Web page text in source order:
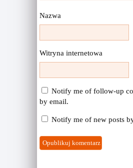
Nazwa
Witryna internetowa
Notify me of follow-up
by email.
Notify me of new posts